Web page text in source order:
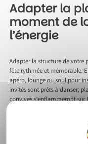
Adapter la
moment de
l’énergie
Adapter la structure de votre
fête rythmée et mémorable.
apéro, lounge ou soul pour
invités sont prêts à danser,
convives s’enflammeront
ou cubaine, ajoutant une
Vers minuit, optez pour des
ou l’électro. Ces morceaux